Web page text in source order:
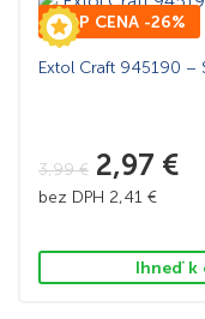
TOP CENA -26%
Extol Craft 945190 –
3,99€ 2,97 €
bez DPH 2,41 €
Ihneď k